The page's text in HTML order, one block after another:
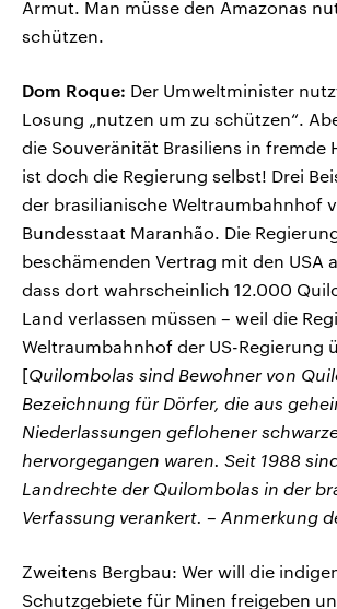
Armut. Man müsse den Amazonas
schützen.
Dom Roque: Der Umweltminister
Losung „nutzen um zu schützen“.
die Souveränität Brasiliens in fremde
ist doch die Regierung selbst! Drei
der brasilianische Weltraumbahnhof
Bundesstaat Maranhão. Die
beschämenden Vertrag mit den USA
dass dort wahrscheinlich 12.000
Land verlassen müssen – weil die
Weltraumbahnhof der US-Regierung
[Quilombolas sind Bewohner von
Bezeichnung für Dörfer, die aus
Niederlassungen geflohener
hervorgegangen waren. Seit 1988
Landrechte der Quilombolas in der
Verfassung verankert. – Anmerkung
Zweitens Bergbau: Wer will die
Schutzgebiete für Minen freigeben